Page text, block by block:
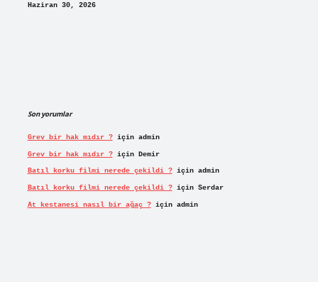
Haziran 30, 2026
Son yorumlar
Grev bir hak mıdır ?için admin
Grev bir hak mıdır ?için Demir
Batıl korku filmi nerede çekildi ?için admin
Batıl korku filmi nerede çekildi ?için Serdar
At kestanesi nasıl bir ağaç ?için admin